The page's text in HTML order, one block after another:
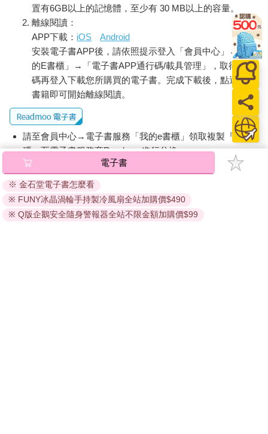
置有6GB以上的記憶體，至少有 30 MB以上的容量。
離線閱讀：
APP下載： iOS
Android
安裝電子書APP後，請依照提示登入「會員中心」→「我
的E書櫃」→「電子書APP通行碼/載具管理」，取得通行
碼再登入下載您所購買的電子書。完成下載後，點選任一
書籍即可開始離線閱讀。
請至會員中心→電子書服務「我的e書櫃」領取複製『兌換
碼』至電子書服務商Readmoo進行兌換。
退換貨須知：
因版權保護，您在金石堂所購買的電子書僅能以金石堂專屬
的閱讀軟體開啟閱讀，無法以其他閱讀器或直接下載檔案。
依據「消費者保護法」第19條及行政院消費者保護處公告之
電子書
※ 金石堂電子書怎麼看
※ FUNY冰晶渦輪手持製冷風扇全站加購價$490
※ Q版企鵝安全隨身警報器全站不限金額加購價$99